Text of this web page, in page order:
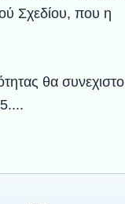
Σχεδίου, που η
θα